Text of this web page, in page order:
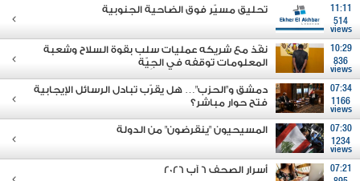
11:11
514
views
تحليق مسيّر فوق الضاحية الجنوبية
10:29
836
views
نفّذ مع شريكه عمليات سلب بقوة السلاح وشعبة
المعلومات توقفه في الجِيّة
07:34
1166
views
دمشق و"الحزب"… هل يقرّب تبادل الرسائل الإيجابية
فتح حوار مباشر؟
07:30
1234
views
المسيحيون "ينقرضون" من الدولة
07:21
أسرار الصحف 6 آب 2026